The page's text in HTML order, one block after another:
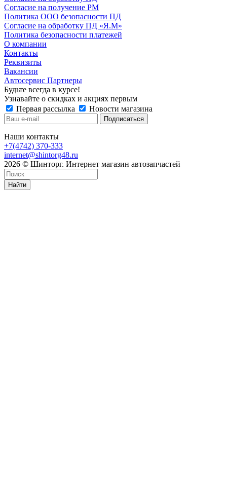
Согласие на получение РМ
Политика ООО безопасности ПД
Согласие на обработку ПД «Я.М»
Политика безопасности платежей
О компании
Контакты
Реквизиты
Вакансии
Автосервис Партнеры
Будьте всегда в курсе!
Узнавайте о скидках и акциях первым
Первая рассылка
Новости магазина
Наши контакты
+7(4742) 370-333
internet@shintorg48.ru
2026 © Шинторг. Интернет магазин автозапчастей
Найти